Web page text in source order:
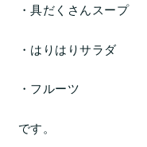
・具だくさんスープ
・はりはりサラダ
・フルーツ
です。